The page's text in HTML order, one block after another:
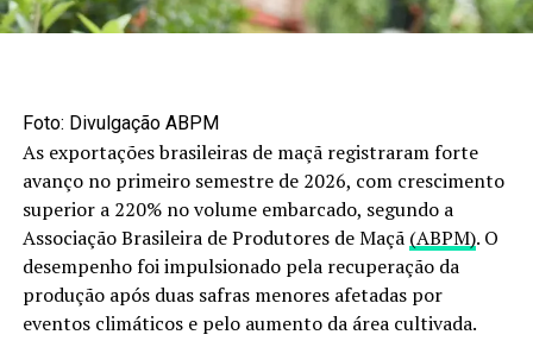
Na prática, a alta internacional acontece justamente no
Ureia já registra forte
valorização
O efeito mais imediato foi observado no mercado da
ureia. O contrato futuro do fertilizante para março de
2026 chegou a US$ 618 por tonelada no dia 5 de março,
acumulando alta de 30,65% desde o início do conflito.
Foto: Divulgação ABPM
As exportações brasileiras de maçã registraram forte
avanço no primeiro semestre de 2026, com crescimento
superior a 220% no volume embarcado, segundo a
Associação Brasileira de Produtores de Maçã (ABPM). O
desempenho foi impulsionado pela recuperação da
produção após duas safras menores afetadas por
eventos climáticos e pelo aumento da área cultivada.